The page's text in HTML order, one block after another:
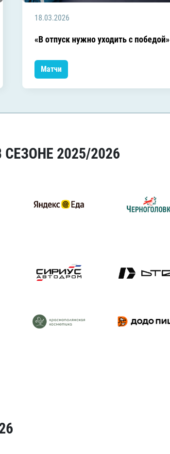
18.03.2026
«В отпуск нужно уходить с победой»
Матчи
2025/2026